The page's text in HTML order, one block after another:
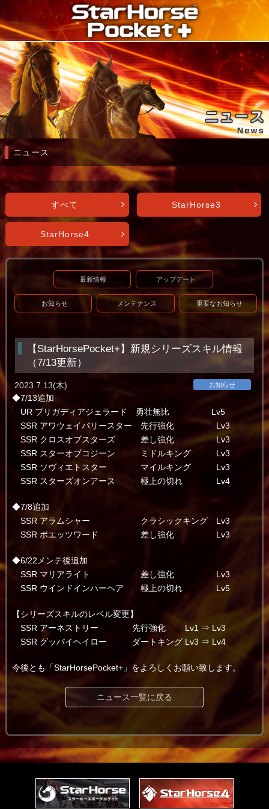
ニュース
すべて StarHorse3
StarHorse4
最新情報 アップデート
お知らせ メンテナンス 重要なお知らせ
【StarHorsePocket+】新規シリーズスキル情報
（7/13更新）
お知らせ
2023.7.13(木)
◆7/13追加
UR ブリガディアジェラード 勇壮無比 Lv5
SSR アワウェイバリースター 先行強化 Lv3
SSR クロスオブスターズ 差し強化 Lv3
SSR スターオブコジーン ミドルキング Lv3
SSR ソヴィエトスター マイルキング Lv3
SSR スターズオンアース 極上の切れ Lv4
◆7/8追加
SSR アラムシャー クラシックキング Lv3
SSR ポエッツワード 差し強化 Lv3
◆6/22メンテ後追加
SSR マリアライト 差し強化 Lv3
SSR ウインドインハーヘア 極上の切れ Lv5
【シリーズスキルのレベル変更】
SSR アーネストリー 先行強化 Lv1 ⇒ Lv3
SSR グッバイヘイロー ダートキング Lv3 ⇒ Lv4
今後とも「StarHorsePocket+」をよろしくお願い致します。
ニュース一覧に戻る